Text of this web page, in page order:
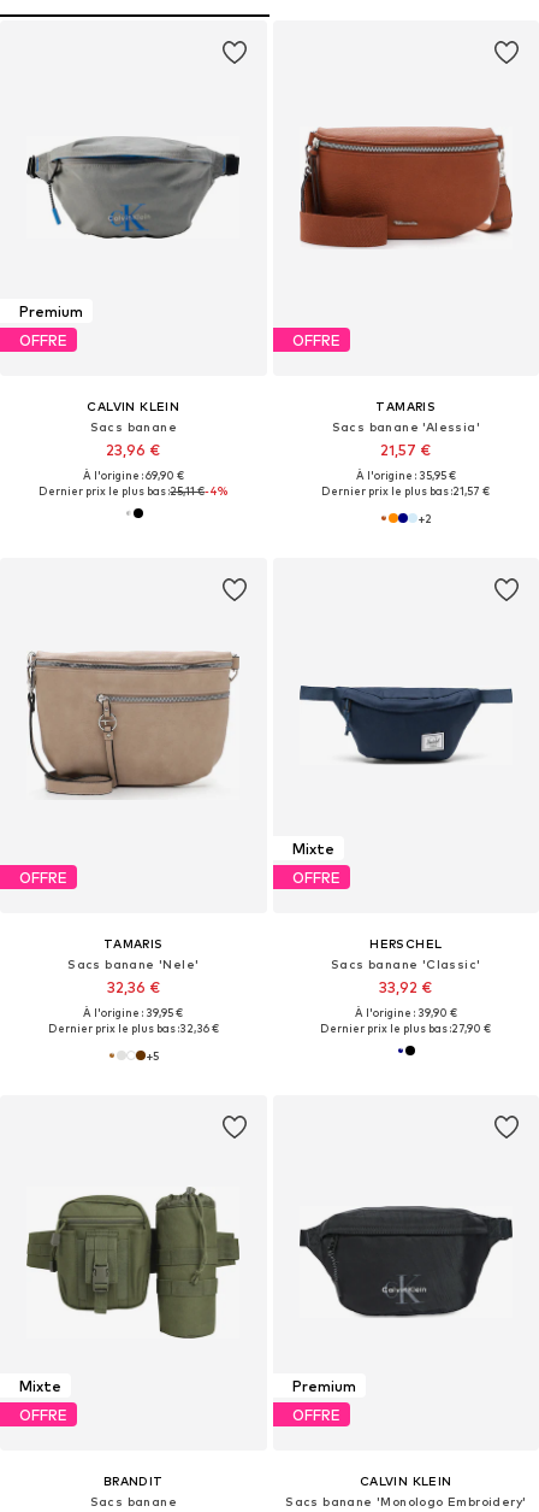
Premium
OFFRE
CALVIN KLEIN
Sacs banane
23,96 €
À l'origine : 69,90 €
Dernier prix le plus bas :25,11 €-4%
OFFRE
TAMARIS
Sacs banane 'Alessia'
21,57 €
À l'origine : 35,95 €
Dernier prix le plus bas :21,57 €
+2
OFFRE
TAMARIS
Sacs banane 'Nele'
32,36 €
À l'origine : 39,95 €
Dernier prix le plus bas :32,36 €
+5
Mixte
OFFRE
HERSCHEL
Sacs banane 'Classic'
33,92 €
À l'origine : 39,90 €
Dernier prix le plus bas :27,90 €
Mixte
OFFRE
BRANDIT
Sacs banane
Premium
OFFRE
CALVIN KLEIN
Sacs banane 'Monologo Embroidery'